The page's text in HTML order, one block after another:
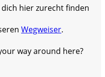
hier zurecht finden
Wegweiser.
way around here?